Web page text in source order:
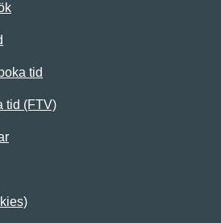
tid
tid (FTV)